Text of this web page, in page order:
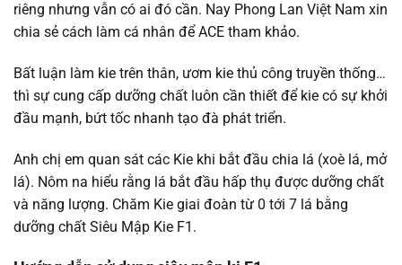
riêng nhưng vẫn có ai đó cần. Nay Phong Lan Việt Nam xin
chia sẻ cách làm cá nhân để ACE tham khảo.
Bất luận làm kie trên thân, ươm kie thủ công truyền thống…
thì sự cung cấp dưỡng chất luôn cần thiết để kie có sự khởi
đầu mạnh, bứt tốc nhanh tạo đà phát triển.
Anh chị em quan sát các Kie khi bắt đầu chia lá (xoè lá, mở
lá). Nôm na hiểu rằng lá bắt đầu hấp thụ được dưỡng chất
và năng lượng. Chăm Kie giai đoàn từ 0 tới 7 lá bằng
dưỡng chất Siêu Mập Kie F1.